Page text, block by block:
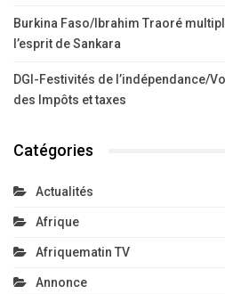
Burkina Faso/Ibrahim Traoré
l’esprit de Sankara
DGI-Festivités de l’indépendance/
des Impôts et taxes
Catégories
Actualités
Afrique
Afriquematin TV
Annonce